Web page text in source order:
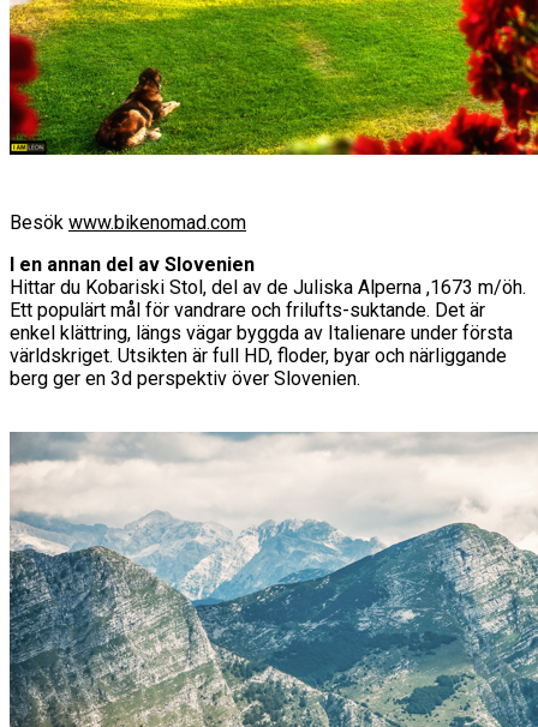
Besök www.bikenomad.com
I en annan del av Slovenien
Hittar du Kobariski Stol, del av de Juliska Alperna ,1673 m/öh.
Ett populärt mål för vandrare och frilufts-suktande. Det är
enkel klättring, längs vägar byggda av Italienare under första
världskriget. Utsikten är full HD, floder, byar och närliggande
berg ger en 3d perspektiv över Slovenien.